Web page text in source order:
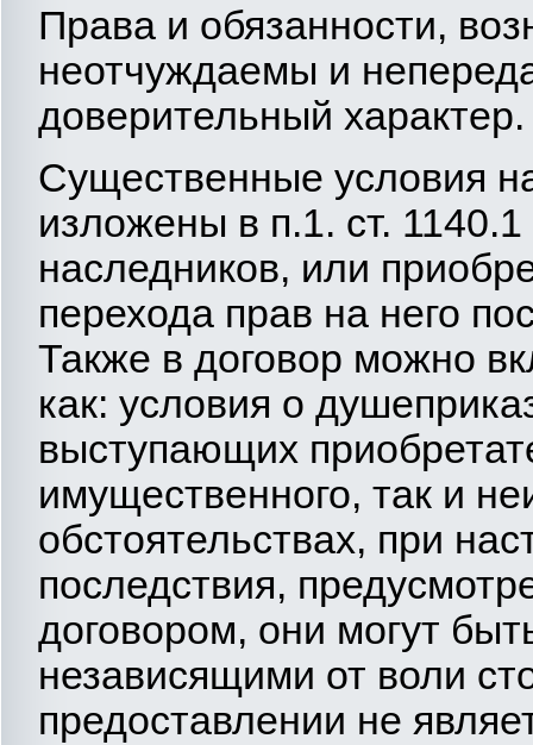
Права и обязанности,
неотчуждаемы и
доверительный
Существенные условия
изложены в п.1. ст.
наследников, или
перехода прав на него
Также в договор можно
как: условия о
выступающих
имущественного, так и
обстоятельствах, при
последствия,
договором, они могут
независящими от воли
предоставлении не